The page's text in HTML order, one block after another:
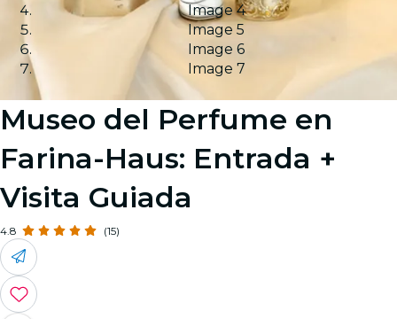
Image 4
Image 5
Image 6
Image 7
Museo del Perfume en
Farina-Haus: Entrada +
Visita Guiada
4.8 (15)